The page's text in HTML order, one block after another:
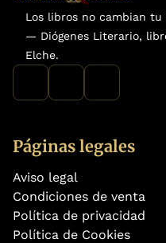
Los libros no cambian
— Diógenes Literario,
Elche.
Páginas legales
Aviso legal
Condiciones de venta
Política de privacidad
Política de Cookies